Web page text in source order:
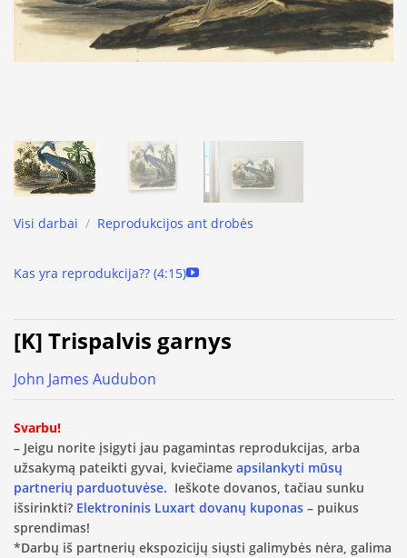
Visi darbai / Reprodukcijos ant drobės
Kas yra reprodukcija?? (4:15)
[K] Trispalvis garnys
John James Audubon
Svarbu!
– Jeigu norite įsigyti jau pagamintas reprodukcijas, arba
užsakymą pateikti gyvai, kviečiame apsilankyti mūsų
partnerių parduotuvėse. Ieškote dovanos, tačiau sunku
išsirinkti? Elektroninis Luxart dovanų kuponas – puikus
sprendimas!
*Darbų iš partnerių ekspozicijų siųsti galimybės nėra, galima